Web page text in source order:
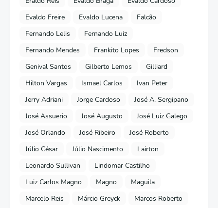
Evaldo Freire
Evaldo Lucena
Falcão
Fernando Lelis
Fernando Luiz
Fernando Mendes
Frankito Lopes
Fredson
Genival Santos
Gilberto Lemos
Gilliard
Hilton Vargas
Ismael Carlos
Ivan Peter
Jerry Adriani
Jorge Cardoso
José A. Sergipano
José Assuerio
José Augusto
José Luiz Galego
José Orlando
José Ribeiro
José Roberto
Júlio César
Júlio Nascimento
Lairton
Leonardo Sullivan
Lindomar Castilho
Luiz Carlos Magno
Magno
Maguila
Marcelo Reis
Márcio Greyck
Marcos Roberto